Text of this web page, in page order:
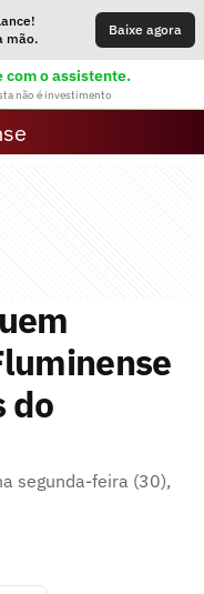
mão.
Baixe agora
com o assistente.
não é investimento
do
segunda-feira (30),